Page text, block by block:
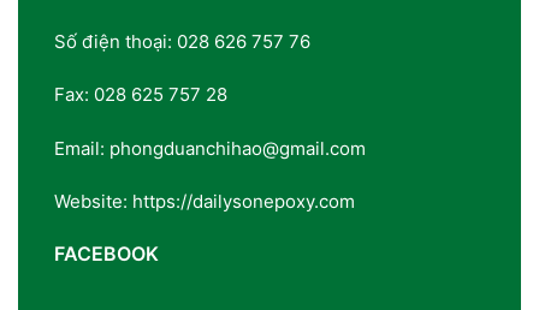
Số điện thoại: 028 626 757 76
Fax: 028 625 757 28
Email: phongduanchihao@gmail.com
Website: https://dailysonepoxy.com
FACEBOOK